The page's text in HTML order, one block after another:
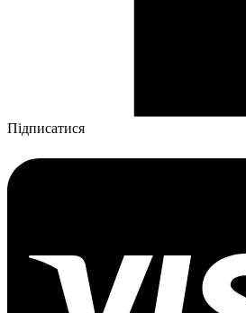
Підписатися